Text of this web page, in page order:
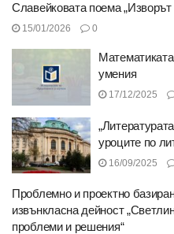
Славейковата поема „Изворът
15/01/2026 0
умения
17/12/2025
уроците по
16/09/2025
Проблемно и проектно
извънкласна дейност
проблеми и решения“